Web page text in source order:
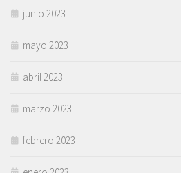
junio 2023
mayo 2023
abril 2023
marzo 2023
febrero 2023